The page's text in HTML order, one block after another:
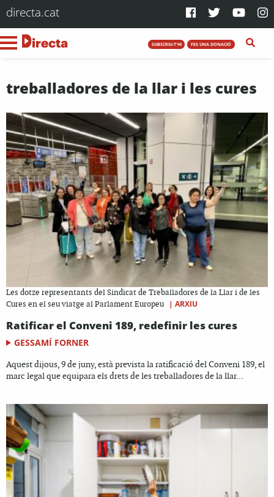
directa.cat
SUBSCRIU-T'HI FES UNA DONACIÓ
treballadores de la llar i les cures
Les dotze representants del Sindicat de Treballadores de la Llar i de les
Cures en el seu viatge al Parlament Europeu
| ARXIU
Ratificar el Conveni 189, redefinir les cures
GESSAMÍ FORNER
Aquest dijous, 9 de juny, està prevista la ratificació del Conveni 189, el
marc legal que equipara els drets de les treballadores de la llar...